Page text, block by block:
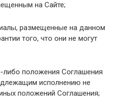
на Сайте;
размещенные на данном
того, что они не могут
либо положения Соглашения
исполнению не
положений Соглашения;